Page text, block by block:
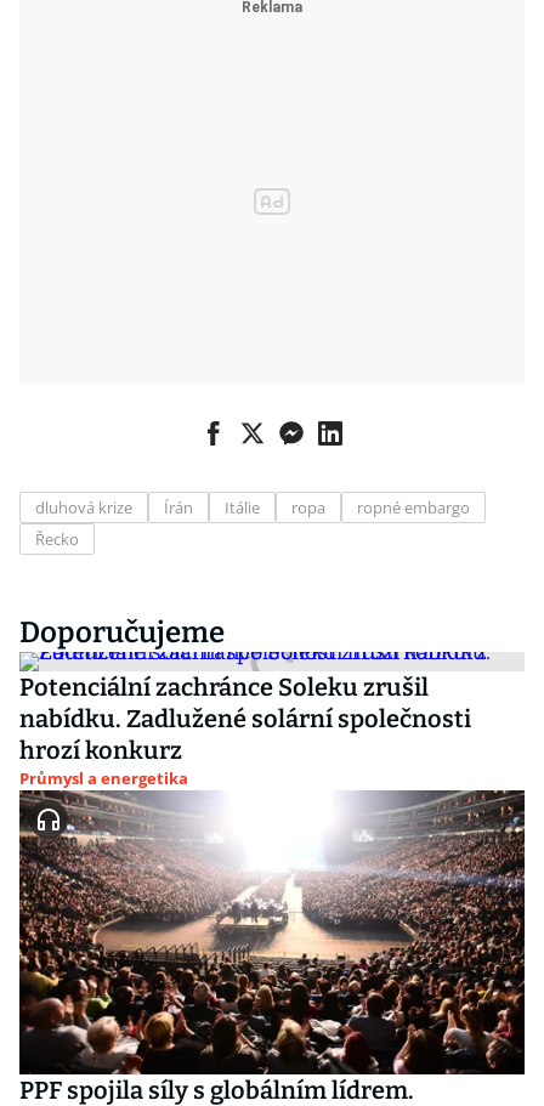
dluhová krize Írán Itálie ropa
ropné embargo
Řecko
Doporučujeme
Potenciální zachránce Soleku zrušil
nabídku. Zadlužené solární společnosti
hrozí konkurz
Průmysl a energetika
PPF spojila síly s globálním lídrem.